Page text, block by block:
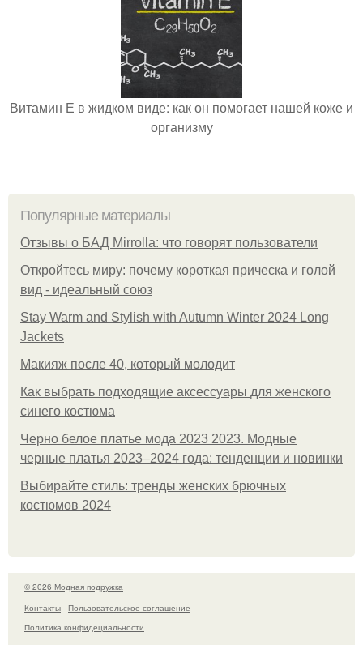
Витамин Е в жидком виде: как он помогает нашей коже и
организму
Популярные материалы
Отзывы о БАД Mirrolla: что говорят пользователи
Откройтесь миру: почему короткая прическа и голой
вид - идеальный союз
Stay Warm and Stylish with Autumn Winter 2024 Long
Jackets
Макияж после 40, который молодит
Как выбрать подходящие аксессуары для женского
синего костюма
Черно белое платье мода 2023 2023. Модные
черные платья 2023–2024 года: тенденции и новинки
Выбирайте стиль: тренды женских брючных
костюмов 2024
© 2026 Модная подружка
Контакты
Пользовательское соглашение
Политика конфидециальности